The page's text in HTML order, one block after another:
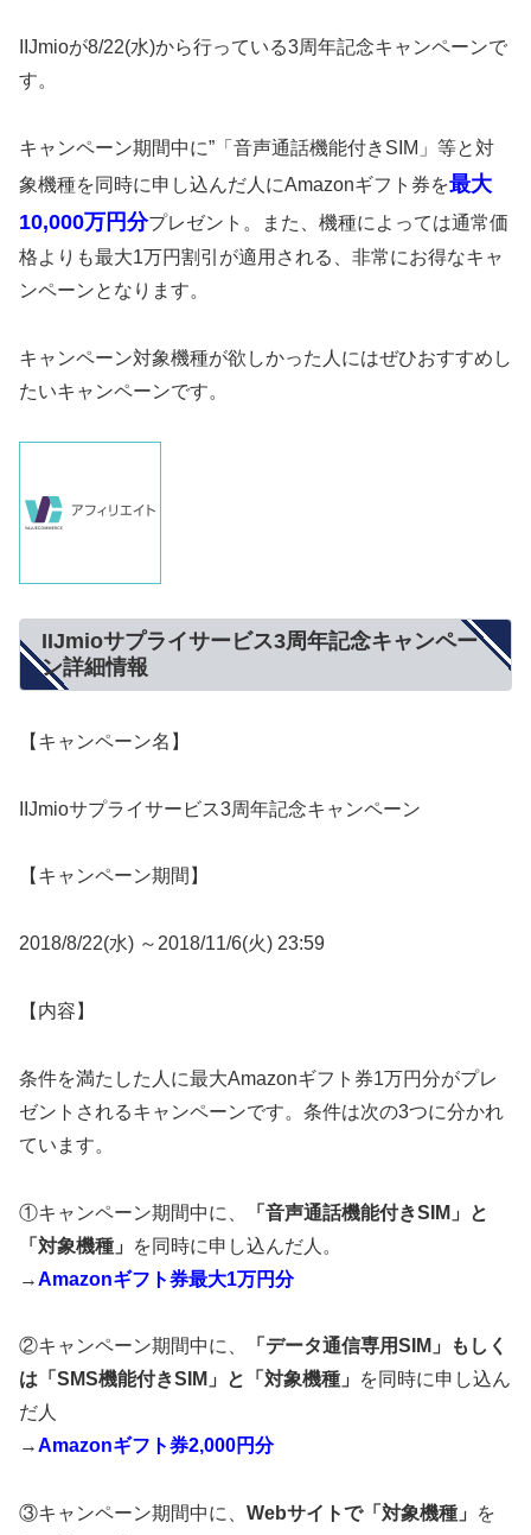
IIJmioが8/22(水)から行っている3周年記念キャンペーンで
す。
キャンペーン期間中に”「音声通話機能付きSIM」等と対
象機種を同時に申し込んだ人にAmazonギフト券を最大
10,000万円分プレゼント。また、機種によっては通常価
格よりも最大1万円割引が適用される、非常にお得なキャ
ンペーンとなります。
キャンペーン対象機種が欲しかった人にはぜひおすすめし
たいキャンペーンです。
IIJmioサプライサービス3周年記念キャンペー
ン詳細情報
【キャンペーン名】
IIJmioサプライサービス3周年記念キャンペーン
【キャンペーン期間】
2018/8/22(水) ～2018/11/6(火) 23:59
【内容】
条件を満たした人に最大Amazonギフト券1万円分がプレ
ゼントされるキャンペーンです。条件は次の3つに分かれ
ています。
①キャンペーン期間中に、
「音声通話機能付きSIM」と
「対象機種」
を同時に申し込んだ人。
→Amazonギフト券最大1万円分
②キャンペーン期間中に、
「データ通信専用SIM」もしく
は「SMS機能付きSIM」と「対象機種」
を同時に申し込ん
だ人
→Amazonギフト券2,000円分
③キャンペーン期間中に、 Webサイトで「対象機種」
を